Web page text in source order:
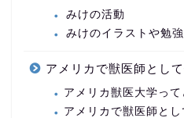
みけの活動
みけのイラストや勉
アメリカで獣医師として
アメリカ獣医大学って
アメリカで獣医師とし